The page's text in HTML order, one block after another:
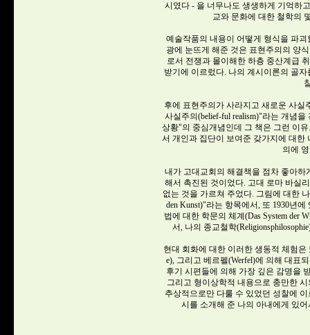
시였다 - 을 너무나도 생생하게 기억하
교와 문화에 대한 철학의
예술작품의 내용이 어떻게 형식을 파
광에 눈뜨게 해준 것은 표현주의의 양
로서 전쟁과 몰이해한 하층 중산계급
받기에 이르렀다. 나의 계시이론의 골
후에 표현주의가 사라지고 새로운 사
사실주의(belief-ful realism)"라는 개념
상황"의 중심개념인데 그 책은 그런 이
서 개인과 집단이 보여준 갖가지에 대한
의에
내가 고대교회의 해결책을 점차 좋아
해서 촉진된 것이었다. 고대 로마 바실
없는 것을 가르쳐 주었다. 그림에 대한
den Kunst)"라는 항목에서, 또 1930년
법에 대한 학문의 체계(Das System der
서, 나의 종교철학
현대 회화에 대한 이러한 생동적 체험은
e), 그리고 베르펠(Werfel)에 의해 대표
후기 시편들에 의해 가장 깊은 감명을
그리고 형이상학적 내용으로 충만한
추상적으로만 다룰 수 있었던 성찰에
시를 소개해 준 나의 아내에게 있